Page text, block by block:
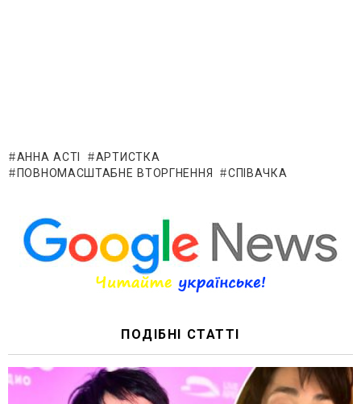
АННА АСТІ
АРТИСТКА
ПОВНОМАСШТАБНЕ ВТОРГНЕННЯ
СПІВАЧКА
ПОДІБНІ СТАТТІ